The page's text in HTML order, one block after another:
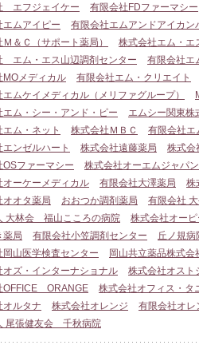
エフジェイケー
有限会社FDファーマシー
エムアイピー
有限会社エムアンドアイカン
＆Ｃ（サポート薬局）
株式会社エム・エ
エム・エス山辺調剤センター
有限会社エ
MOメディカル
有限会社エム・クリエイト
ムケイメディカル（メリファグループ）
エム・シー・アンド・ピー
エムシー関東株
ム・ネット
株式会社ＭＢＣ 有限会社エ
ンゼルハート
株式会社遠藤薬局 株式会
OSファーマシー
株式会社オーエムジャパン
オーケーメディカル
有限会社大澤薬局 株
オオタ薬局
おおつか調剤薬局 有限会社
大林会 福山こころの病院
株式会社オーピ
薬局
有限会社小笠調剤センター 丘ノ規病
岡山医学検査センター
岡山共立薬品株式会
オズ・インターナショナル
株式会社オスト
OFFICE ORANGE
株式会社オフィス・タ
オルタナ
株式会社オレンジ 有限会社オレ
尾張健友会 千秋病院